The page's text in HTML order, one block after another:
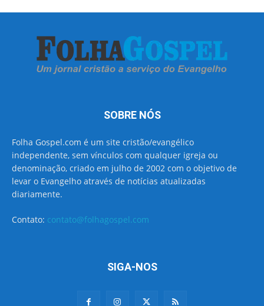
SOBRE NÓS
Folha Gospel.com é um site cristão/evangélico
independente, sem vínculos com qualquer igreja ou
denominação, criado em julho de 2002 com o objetivo de
levar o Evangelho através de notícias atualizadas
diariamente.
Contato: contato@folhagospel.com
SIGA-NOS